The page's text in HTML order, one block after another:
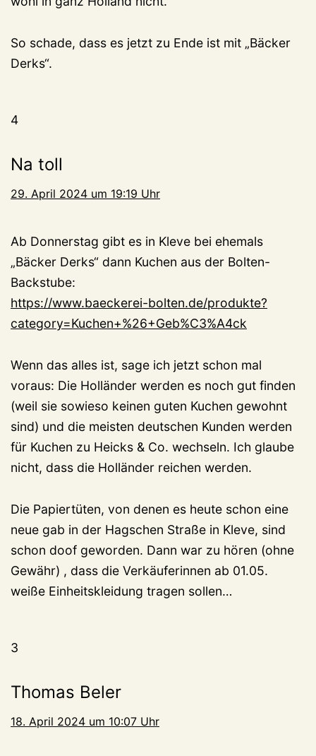
So schade, dass es jetzt zu Ende ist mit „Bäcker
Derks“.
4
Na toll
29. April 2024 um 19:19 Uhr
Ab Donnerstag gibt es in Kleve bei ehemals
„Bäcker Derks“ dann Kuchen aus der Bolten-
Backstube:
https://www.baeckerei-bolten.de/produkte?
category=Kuchen+%26+Geb%C3%A4ck
Wenn das alles ist, sage ich jetzt schon mal
voraus: Die Holländer werden es noch gut finden
(weil sie sowieso keinen guten Kuchen gewohnt
sind) und die meisten deutschen Kunden werden
für Kuchen zu Heicks & Co. wechseln. Ich glaube
nicht, dass die Holländer reichen werden.
Die Papiertüten, von denen es heute schon eine
neue gab in der Hagschen Straße in Kleve, sind
schon doof geworden. Dann war zu hören (ohne
Gewähr) , dass die Verkäuferinnen ab 01.05.
weiße Einheitskleidung tragen sollen…
3
Thomas Beler
18. April 2024 um 10:07 Uhr